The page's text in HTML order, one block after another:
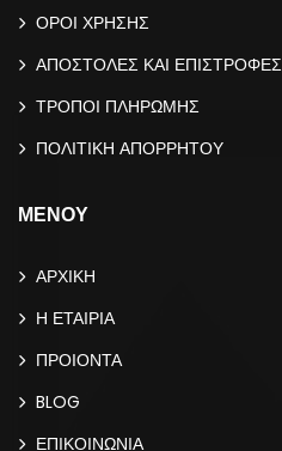
ΟΡΟΙ ΧΡΗΣΗΣ
ΑΠΟΣΤΟΛΕΣ ΚΑΙ ΕΠΙΣΤΡΟΦΕΣ
ΤΡΟΠΟΙ ΠΛΗΡΩΜΗΣ
ΠΟΛΙΤΙΚΗ ΑΠΟΡΡΗΤΟΥ
ΜΕΝΟΥ
ΑΡΧΙΚΗ
Η ΕΤΑΙΡΙΑ
ΠΡΟΙΟΝΤΑ
BLOG
ΕΠΙΚΟΙΝΩΝΙΑ